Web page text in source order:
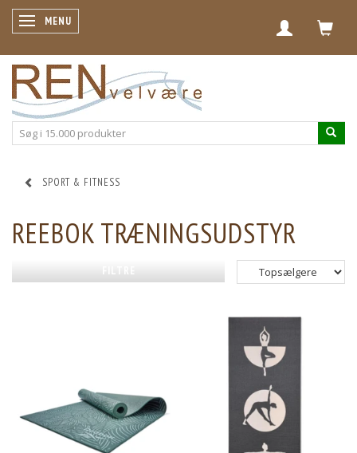
SKIFTE NAVIGATION
MENU
SPORT & FITNESS
REEBOK TRÆNINGSUDSTYR
FILTRE